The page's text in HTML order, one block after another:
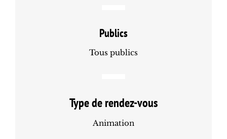
Publics
Tous publics
Type de rendez-vous
Animation